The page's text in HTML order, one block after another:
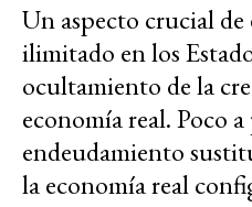
Un aspecto crucial
ilimitado en los
ocultamiento de la
economía real. Poco
endeudamiento
la economía real